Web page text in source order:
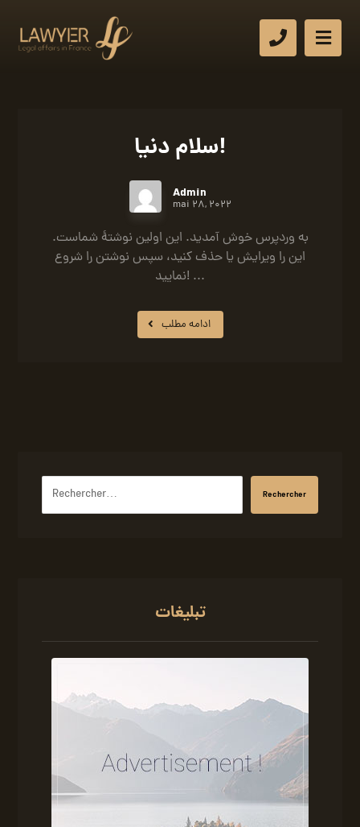
سلام دنیا!
Admin
mai 28, 2022
به وردپرس خوش آمدید. این اولین نوشتهٔ شماست.
این را ویرایش یا حذف کنید، سپس نوشتن را شروع
نمایید! ...
ادامه مطلب
Rechercher
تبلیغات